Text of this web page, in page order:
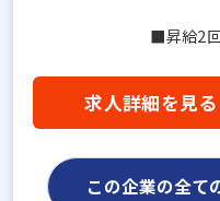
■昇給2
求人詳細を見る
この企業の全て